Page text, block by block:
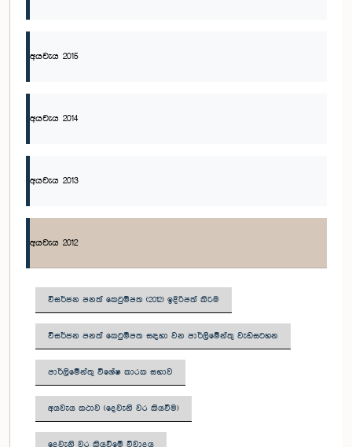
අයවැය 2015
අයවැය 2014
අයවැය 2013
අයවැය 2012
විසර්ජන පනත් කෙටුම්පත (2012) ඉදිරිපත් කිරීම
විසර්ජන පනත් කෙටුම්පත සඳහා වන පාර්ලිමේන්තු වැඩසටහන
පාර්ලිමේන්තු විශේෂ කාරක සභාව
අයවැය කථාව (දෙවැනි වර කියවීම)
දෙවැනි වර කියවීමේ විවාදය